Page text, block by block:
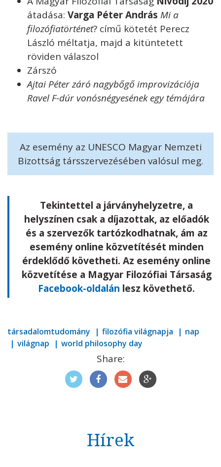
átadása: Varga Péter András Mi a
filozófiatörténet? című kötetét Perecz
László méltatja, majd a kitüntetett
röviden válaszol
Zárszó
Ajtai Péter záró nagybőgő improvizációja
Ravel F-dúr vonósnégyesének egy témájára
Az esemény az UNESCO Magyar Nemzeti
Bizottság társszervezésében valósul meg.
Tekintettel a járványhelyzetre, a
helyszínen csak a díjazottak, az előadók
és a szervezők tartózkodhatnak, ám az
esemény online közvetítését minden
érdeklődő követheti. Az esemény online
közvetítése a Magyar Filozófiai Társaság
Facebook-oldalán lesz követhető.
társadalomtudomány filozófia világnapja
nap
világnap
world philosophy day
Share:
Hírek